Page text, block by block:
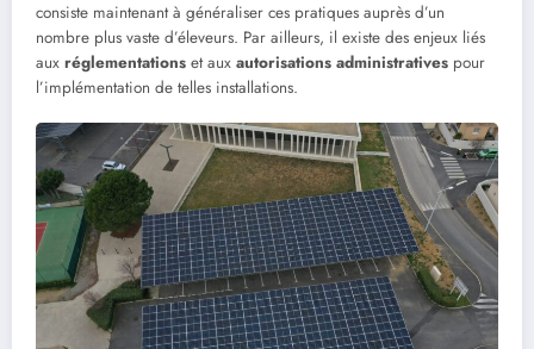
consiste maintenant à généraliser ces pratiques auprès d’un
nombre plus vaste d’éleveurs. Par ailleurs, il existe des enjeux liés
aux réglementations et aux autorisations administratives pour
l’implémentation de telles installations.